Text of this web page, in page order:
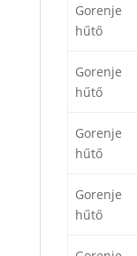
Gorenje
hűtő
Gorenje
hűtő
Gorenje
hűtő
Gorenje
hűtő